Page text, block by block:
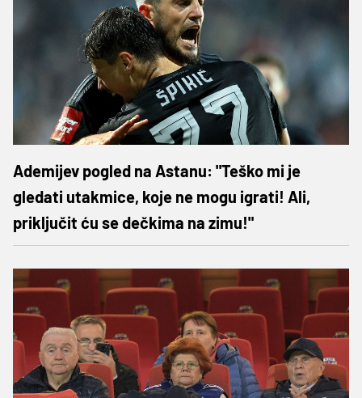
Ademijev pogled na Astanu: "Teško mi je
gledati utakmice, koje ne mogu igrati! Ali,
priključit ću se dečkima na zimu!"